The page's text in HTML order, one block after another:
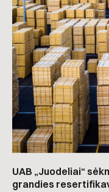
UAB „Juodeliai“
grandies